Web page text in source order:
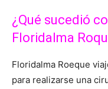
¿Qué sucedió
Floridalma
Floridalma Roeque
para realizarse una